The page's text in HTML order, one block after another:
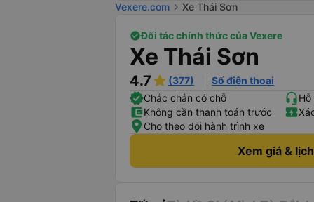
Vexere.com chevron_right Xe Thái Sơn
Đối tác chính thức của Vexere
Xe Thái Sơn
4.7 (377)
Số điện thoại
Chắc chắn có chỗ
Không cần thanh toán trước
Cho theo dõi hành trình xe
Xem giá &